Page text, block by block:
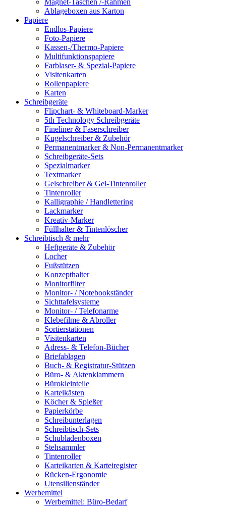
Magnet-Taschen /-Rahmen
Ablageboxen aus Karton
Papiere
Endlos-Papiere
Foto-Papiere
Kassen-/Thermo-Papiere
Multifunktionspapiere
Farblaser- & Spezial-Papiere
Visitenkarten
Rollenpapiere
Karten
Schreibgeräte
Flipchart- & Whiteboard-Marker
5th Technology Schreibgeräte
Fineliner & Faserschreiber
Kugelschreiber & Zubehör
Permanentmarker & Non-Permanentmarker
Schreibgeräte-Sets
Spezialmarker
Textmarker
Gelschreiber & Gel-Tintenroller
Tintenroller
Kalligraphie / Handlettering
Lackmarker
Kreativ-Marker
Füllhalter & Tintenlöscher
Schreibtisch & mehr
Heftgeräte & Zubehör
Locher
Fußstützen
Konzepthalter
Monitorfilter
Monitor- / Notebookständer
Sichttafelsysteme
Monitor- / Telefonarme
Klebefilme & Abroller
Sortierstationen
Visitenkarten
Adress- & Telefon-Bücher
Briefablagen
Buch- & Registratur-Stützen
Büro- & Aktenklammern
Bürokleinteile
Karteikästen
Köcher & Spießer
Papierkörbe
Schreibunterlagen
Schreibtisch-Sets
Schubladenboxen
Stehsammler
Tintenroller
Karteikarten & Karteiregister
Rücken-Ergonomie
Utensilienständer
Werbemittel
Werbemittel: Büro-Bedarf